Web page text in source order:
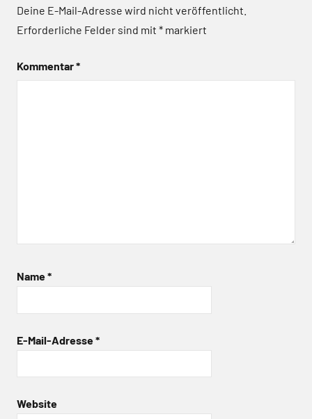
Deine E-Mail-Adresse wird nicht veröffentlicht.
Erforderliche Felder sind mit * markiert
Kommentar*
Name*
E-Mail-Adresse*
Website